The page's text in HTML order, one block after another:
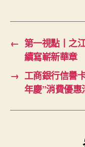
← 第一視點丨之
續寫嶄新華章
→ 工商銀行信譽
年慶”消費優惠